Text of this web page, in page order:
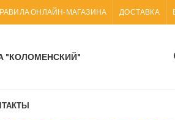
ОНЛАЙН-МАГАЗИНА ДОСТАВКА
"КОЛОМЕНСКИЙ"